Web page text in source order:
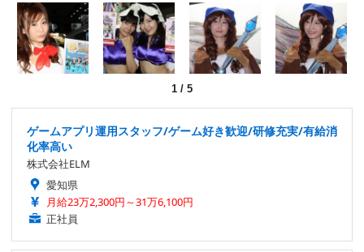
1 / 5
ゲームアプリ運用スタッフ/ゲーム好き歓迎/研修充実/有給消
化率高い
株式会社ELM
愛知県
月給23万2,300円～31万6,100円
正社員